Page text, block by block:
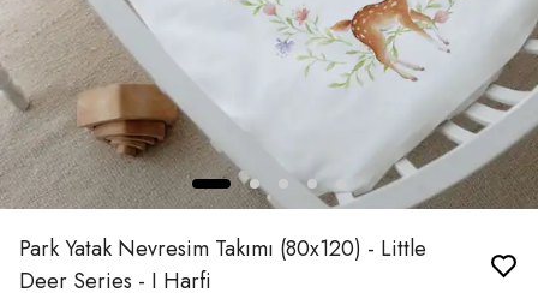
Park Yatak Nevresim Takımı (80x120) - Little
Deer Series - I Harfi